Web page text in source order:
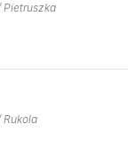
Pietruszka
Rukola